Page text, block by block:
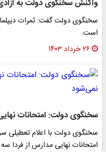
واکنش سخنگوی دولت به
است.
۲۶ خرداد ۱۴۰۳
سخنگوی دولت: امتحانات
سخنگوی دولت با اعلام تعطیلی
امتحانات نهایی مدارس از فردا